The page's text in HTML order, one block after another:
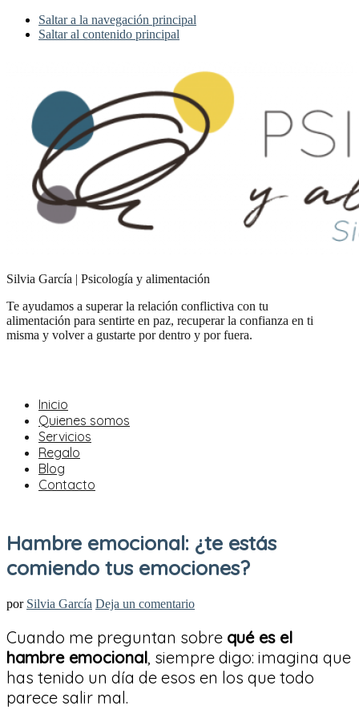
Saltar a la navegación principal
Saltar al contenido principal
Silvia García | Psicología y alimentación
Te ayudamos a superar la relación conflictiva con tu
alimentación para sentirte en paz, recuperar la confianza en ti
misma y volver a gustarte por dentro y por fuera.
Inicio
Quienes somos
Servicios
Regalo
Blog
Contacto
Hambre emocional: ¿te estás
comiendo tus emociones?
por Silvia García Deja un comentario
Cuando me preguntan sobre qué es el
hambre emocional , siempre digo: imagina que
has tenido un día de esos en los que todo
parece salir mal.